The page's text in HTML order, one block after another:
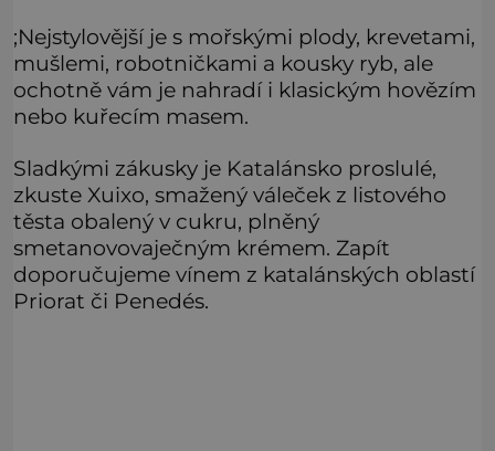
;Nejstylovější je s mořskými plody, krevetami,
mušlemi, robotničkami a kousky ryb, ale
ochotně vám je nahradí i klasickým hovězím
nebo kuřecím masem.
Sladkými zákusky je Katalánsko proslulé,
zkuste Xuixo, smažený váleček z listového
těsta obalený v cukru, plněný
smetanovovaječným krémem. Zapít
doporučujeme vínem z katalánských oblastí
Priorat či Penedés.